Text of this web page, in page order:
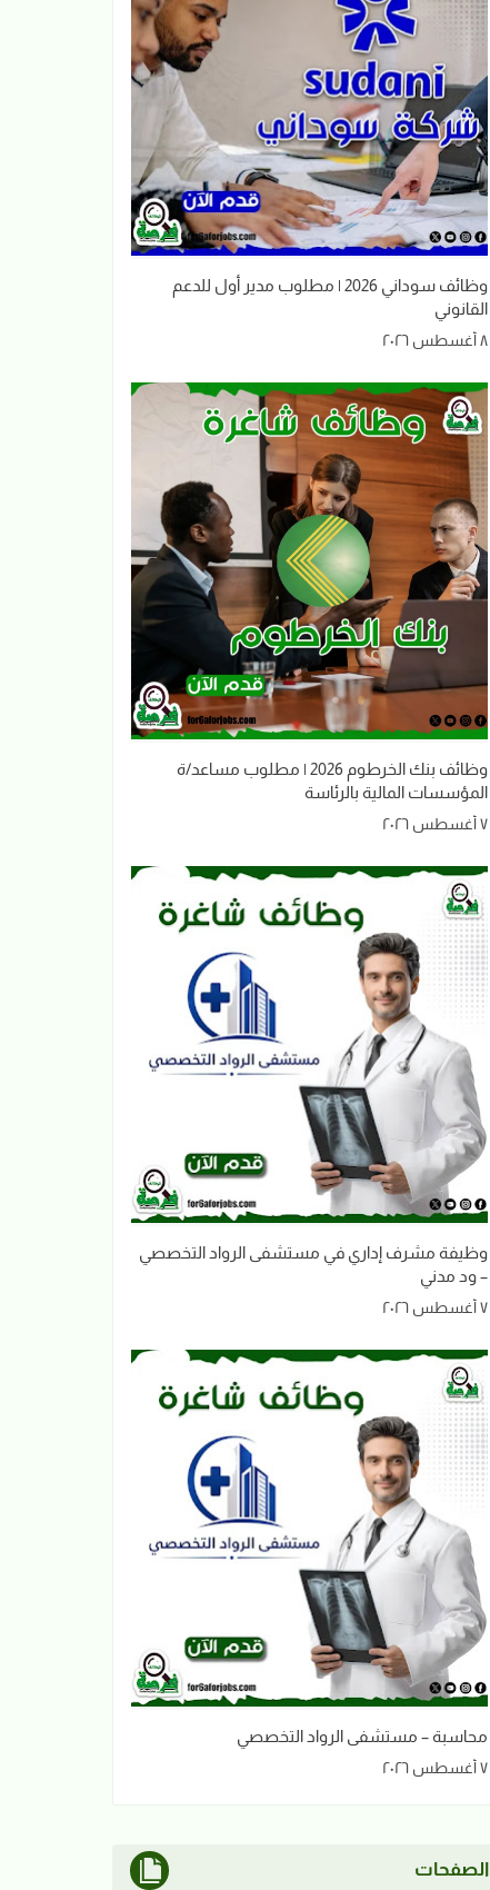
وظائف سوداني 2026 | مطلوب مدير أول للدعم
القانوني
٨ أغسطس ٢٠٢٦
وظائف بنك الخرطوم 2026 | مطلوب مساعد/ة
المؤسسات المالية بالرئاسة
٧ أغسطس ٢٠٢٦
وظيفة مشرف إداري في مستشفى الرواد التخصصي
– ود مدني
٧ أغسطس ٢٠٢٦
محاسبة – مستشفى الرواد التخصصي
٧ أغسطس ٢٠٢٦
الصفحات